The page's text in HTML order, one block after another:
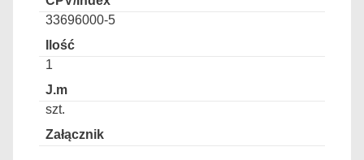
33696000-5
1
szt.